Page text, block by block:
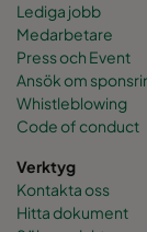
Lediga jobb
Medarbetare
Press och Event
Ansök om
Whistleblowing
Code of conduct
Verktyg
Kontakta oss
Hitta dokument